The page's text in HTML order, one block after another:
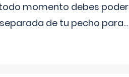
momento debes poder
de tu pecho para...